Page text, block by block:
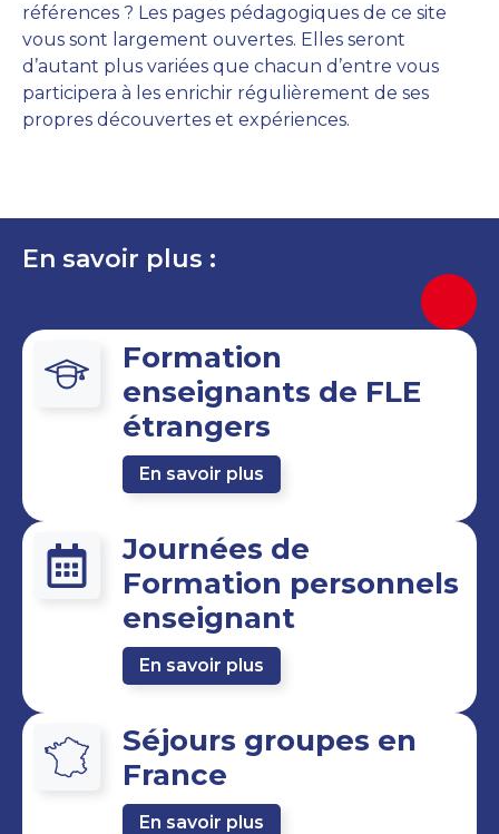
références ? Les pages pédagogiques de ce site
vous sont largement ouvertes. Elles seront
d’autant plus variées que chacun d’entre vous
participera à les enrichir régulièrement de ses
propres découvertes et expériences.
En savoir plus :
Formation
enseignants de FLE
étrangers
En savoir plus
Journées de
Formation personnels
enseignant
En savoir plus
Séjours groupes en
France
En savoir plus